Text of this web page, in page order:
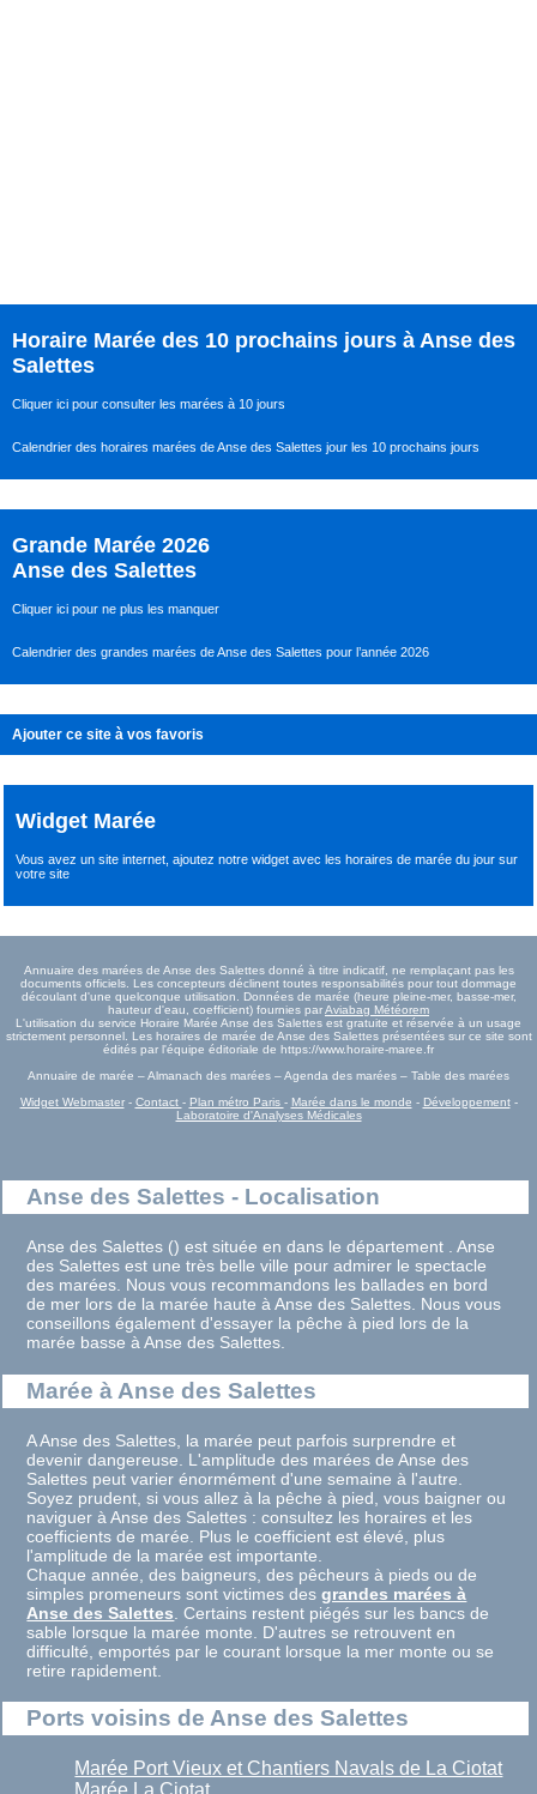
Horaire Marée des 10 prochains jours à Anse des
Salettes
Cliquer ici pour consulter les marées à 10 jours
Calendrier des horaires marées de Anse des Salettes jour les 10 prochains jours
Grande Marée 2026
Anse des Salettes
Cliquer ici pour ne plus les manquer
Calendrier des grandes marées de Anse des Salettes pour l’année 2026
Ajouter ce site à vos favoris
Widget Marée
Vous avez un site internet,ajoutez notre widget avec les horaires de marée du joursur
votre site
Annuaire des marées de Anse des Salettes donné à titre indicatif, ne remplaçant pas les
documents officiels. Les concepteurs déclinent toutes responsabilités pour tout dommage
découlant d'une quelconque utilisation. Données de marée (heure pleine-mer, basse-mer,
hauteur d'eau, coefficient) fournies parAviabag Météorem
L'utilisation du service Horaire Marée Anse des Salettes est gratuite et réservée à un usage
strictement personnel. Les horaires de marée de Anse des Salettes présentées sur ce site sont
édités par l'équipe éditoriale de https://www.horaire-maree.fr
Annuaire de marée – Almanach des marées – Agenda des marées – Table des marées
Widget Webmaster- Contact - Plan métro Paris - Marée dans le monde - Développement-
Laboratoire d'Analyses Médicales
Anse des Salettes - Localisation
Anse des Salettes () est située en dans le département . Anse
des Salettes est une très belle ville pour admirer le spectacle
des marées. Nous vous recommandons les ballades en bord
de mer lors de la marée haute à Anse des Salettes. Nous vous
conseillons également d'essayer la pêche à pied lors de la
marée basse à Anse des Salettes.
Marée à Anse des Salettes
A Anse des Salettes, la marée peut parfois surprendre et
devenir dangereuse. L'amplitude des marées de Anse des
Salettes peut varier énormément d'une semaine à l'autre.
Soyez prudent, si vous allez à la pêche à pied, vous baigner ou
naviguer à Anse des Salettes : consultez les horaires et les
coefficients de marée. Plus le coefficient est élevé, plus
l'amplitude de la marée est importante.
Chaque année, des baigneurs, des pêcheurs à pieds ou de
simples promeneurs sont victimes desgrandes marées à
Anse des Salettes . Certains restent piégés sur les bancs de
sable lorsque la marée monte. D'autres se retrouvent en
difficulté, emportés par le courant lorsque la mer monte ou se
retire rapidement.
Ports voisins de Anse des Salettes
Marée Port Vieux et Chantiers Navals de La Ciotat
Marée La Ciotat